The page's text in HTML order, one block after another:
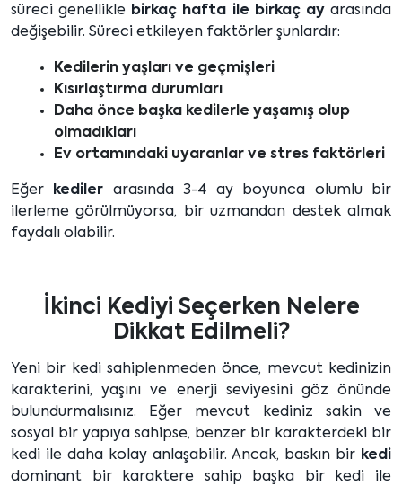
süreci genellikle birkaç hafta ile birkaç ayarasında
değişebilir. Süreci etkileyen faktörler şunlardır:
Kedilerin yaşları ve geçmişleri
Kısırlaştırma durumları
Daha önce başka kedilerle yaşamış olup
olmadıkları
Ev ortamındaki uyaranlar ve stres faktörleri
Eğer kediler arasında 3-4 ay boyunca olumlu bir
ilerleme görülmüyorsa, bir uzmandan destek almak
faydalı olabilir.
İkinci Kediyi Seçerken Nelere
Dikkat Edilmeli?
Yeni bir kedi sahiplenmeden önce, mevcut kedinizin
karakterini, yaşını ve enerji seviyesini göz önünde
bulundurmalısınız. Eğer mevcut kediniz sakin ve
sosyal bir yapıya sahipse, benzer bir karakterdeki bir
kedi ile daha kolay anlaşabilir. Ancak, baskın bir kedi
dominant bir karaktere sahip başka bir kedi ile